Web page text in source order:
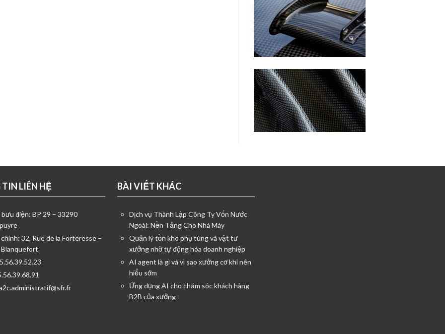
LIÊN HỆ
điện: BP 29 – 33290
32, Rue de la Forteresse –
BÀI VIẾT KHÁC
Dịch vụ Thành Lập Công Ty Vốn Nước
Ngoài: Nền Tảng Cho Nhà Máy
Quản lý tồn kho phụ tùng và vật tư
xưởng nhờ tự động hóa doanh nghiệp
AI agent là gì và vì sao xưởng cơ khí nên
hiểu sớm
Ứng dụng AI cho chăm sóc khách hàng
B2B của xưởng